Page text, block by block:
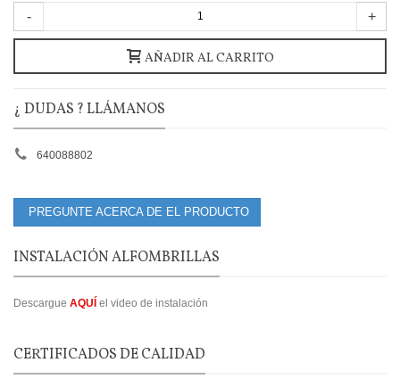
- +
AÑADIR AL CARRITO
¿ DUDAS ? LLÁMANOS
640088802
PREGUNTE ACERCA DE EL PRODUCTO
INSTALACIÓN ALFOMBRILLAS
Descargue AQUÍ el video de instalación
CERTIFICADOS DE CALIDAD